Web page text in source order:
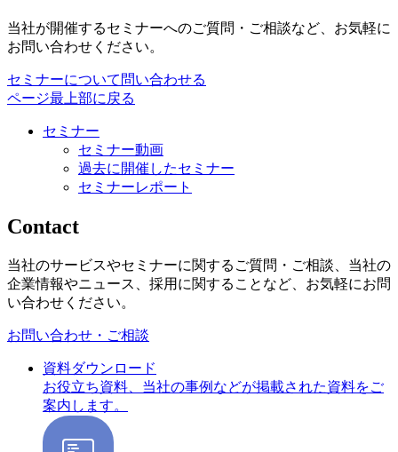
当社が開催するセミナーへのご質問・ご相談など、お気軽に
お問い合わせください。
セミナーについて問い合わせる
ページ最上部に戻る
セミナー
セミナー動画
過去に開催したセミナー
セミナーレポート
Contact
当社のサービスやセミナーに関するご質問・ご相談、当社の
企業情報やニュース、採用に関することなど、お気軽にお問
い合わせください。
お問い合わせ・ご相談
資料ダウンロード
お役立ち資料、当社の事例などが掲載された資料をご
案内します。